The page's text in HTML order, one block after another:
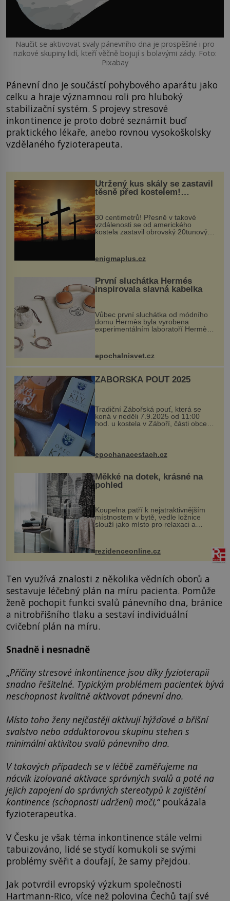
Naučit se aktivovat svaly pánevního dna je prospěšné i pro
rizikové skupiny lidí, kteří věčně bojují s bolavými zády. Foto:
Pixabay
Pánevní dno je součástí pohybového aparátu jako
celku a hraje významnou roli pro hluboký
stabilizační systém. S projevy stresové
inkontinence je proto dobré seznámit buď
praktického lékaře, anebo rovnou vysokoškolsky
vzdělaného fyzioterapeuta.
Utržený kus skály se zastavil
těsně před kostelem!
Ochránila ho boží síla?
30 centimetrů! Přesně v takové
vzdálenosti se od amerického
kostela zastavil obrovský 20tunový
...
enigmaplus.cz
První sluchátka Hermés
inspirovala slavná kabelka
Vůbec první sluchátka od módního
domu Hermès byla vyrobena
experimentálním laboratoří Hermès
kovový...
epochalnisvet.cz
ZÁBOŘSKÁ POUŤ 2025
Tradiční Zábořská pouť, která se
koná v neděli 7.9.2025 od 11:00
hod. u kostela v Záboří, části obce
Kly u Mělníka. V programu naleznete
komentovanou prohlídku kostela,
epochanacestach.cz
Měkké na dotek, krásné na
pohled
Koupelna patří k nejatraktivnějším
místnostem v bytě, vedle ložnice
slouží jako místo pro relaxaci a
odpočinek. Koupelnový textil –
ručníky, osušky a koberečky –
proutku...
rezidenceonline.cz
Ten využívá znalosti z několika vědních oborů a
sestavuje léčebný plán na míru pacienta. Pomůže
ženě pochopit funkci svalů pánevního dna, bránice
a nitrobřišního tlaku a sestaví individuální
cvičební plán na míru.
Snadně i nesnadně
„Příčiny stresové inkontinence jsou díky fyzioterapii
snadno řešitelné. Typickým problémem pacientek bývá
neschopnost kvalitně aktivovat pánevní dno.
Místo toho ženy nejčastěji aktivují hýžďové a břišní
svalstvo nebo adduktorovou skupinu stehen s
minimální aktivitou svalů pánevního dna.
V takových případech se v léčbě zaměřujeme na
nácvik izolované aktivace správných svalů a poté na
jejich zapojení do správných stereotypů k zajištění
kontinence (schopnosti udržení) moči,“poukázala
fyzioterapeutka.
V Česku je však téma inkontinence stále velmi
tabuizováno, lidé se stydí komukoli se svými
problémy svěřit a doufají, že samy přejdou.
Jak potvrdil evropský výzkum společnosti
Hartmann-Rico, více než polovina Čechů tají své